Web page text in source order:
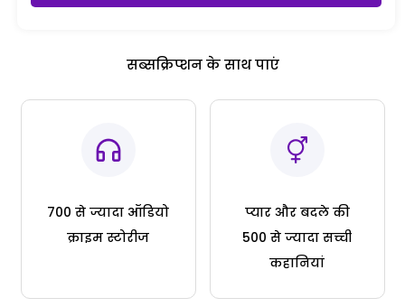
सब्सक्रिप्शन के साथ पाएं
700 से ज्यादा ऑडियो
क्राइम स्टोरीज
प्यार और बदले की
500 से ज्यादा सच्ची
कहानियां